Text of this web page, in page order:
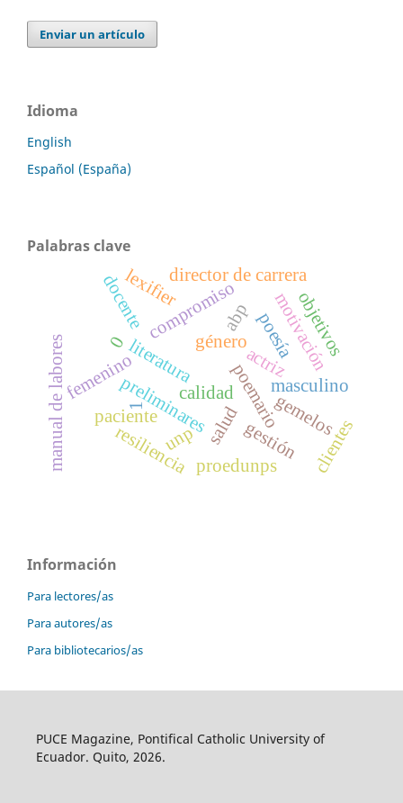
Enviar un artículo
Idioma
English
Español (España)
Palabras clave
preliminares
poesía
literatura poemario
género
actriz
masculino
femenino
0
calidad
salud
paciente
gestión
abp
gemelos
resiliencia
1
motivación
compromiso
docente
proedunps
unp clientes
objetivos
director de carrera
manual de labores
lexifier
Información
Para lectores/as
Para autores/as
Para bibliotecarios/as
PUCE Magazine, Pontifical Catholic University of
Ecuador. Quito, 2026.